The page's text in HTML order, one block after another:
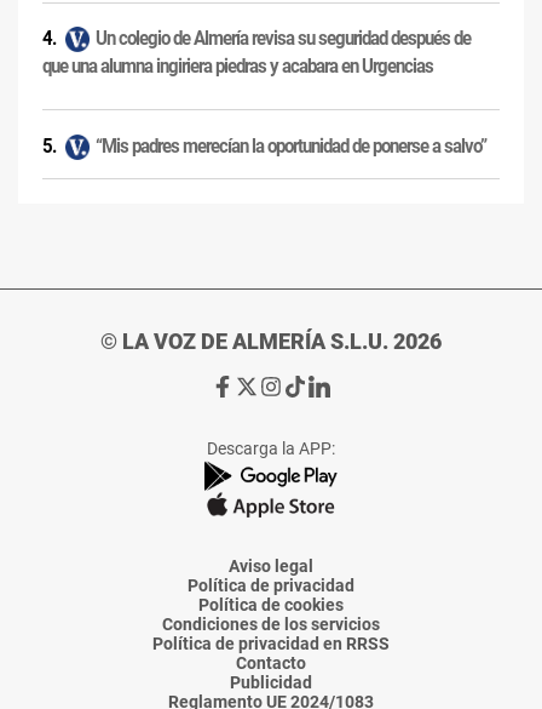
Un colegio de Almería revisa su seguridad después de
que una alumna ingiriera piedras y acabara en Urgencias
“Mis padres merecían la oportunidad de ponerse a salvo”
© LA VOZ DE ALMERÍA S.L.U. 2026
Ir
de
La
Voz
Almería
Ir
de
La
Voz
Almería
Ir
de
La
Voz
Almería
Ir
de
La
Voz
Almería
Ir
de
La
Voz
Descarga la APP:
Aviso legal
Política de privacidad
Política de cookies
Condiciones de los servicios
Política de privacidad en RRSS
Contacto
Publicidad
Reglamento UE 2024/1083